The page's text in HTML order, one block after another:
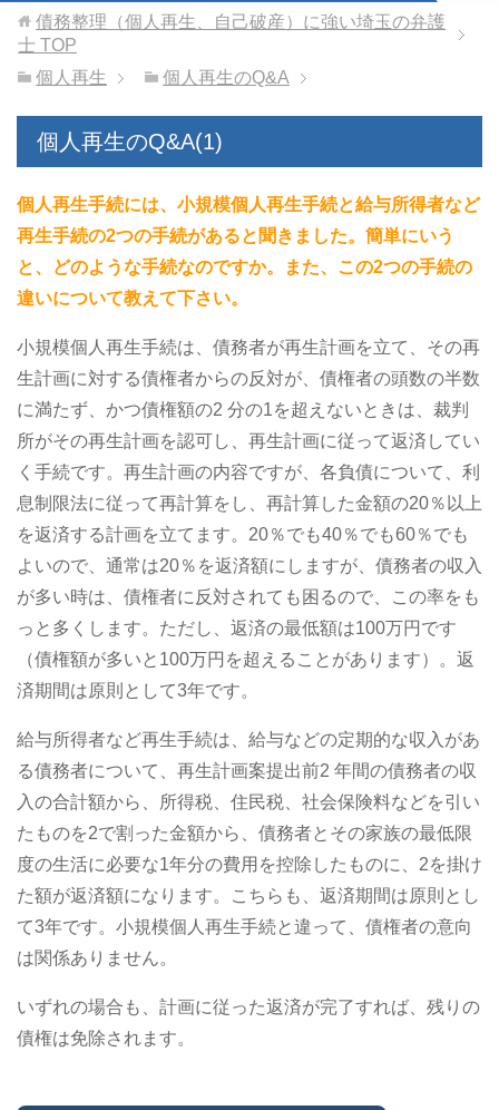
債務整理（個人再生、自己破産）に強い埼玉の弁護
士 TOP
個人再生
個人再生のQ&A
個人再生のQ&A(1)
個人再生手続には、小規模個人再生手続と給与所得者など
再生手続の2つの手続があると聞きました。簡単にいう
と、どのような手続なのですか。また、この2つの手続の
違いについて教えて下さい。
小規模個人再生手続は、債務者が再生計画を立て、その再
生計画に対する債権者からの反対が、債権者の頭数の半数
に満たず、かつ債権額の2 分の1を超えないときは、裁判
所がその再生計画を認可し、再生計画に従って返済してい
く手続です。再生計画の内容ですが、各負債について、利
息制限法に従って再計算をし、再計算した金額の20％以上
を返済する計画を立てます。20％でも40％でも60％でも
よいので、通常は20％を返済額にしますが、債務者の収入
が多い時は、債権者に反対されても困るので、この率をも
っと多くします。ただし、返済の最低額は100万円です
（債権額が多いと100万円を超えることがあります）。返
済期間は原則として3年です。
給与所得者など再生手続は、給与などの定期的な収入があ
る債務者について、再生計画案提出前2 年間の債務者の収
入の合計額から、所得税、住民税、社会保険料などを引い
たものを2で割った金額から、債務者とその家族の最低限
度の生活に必要な1年分の費用を控除したものに、2を掛け
た額が返済額になります。こちらも、返済期間は原則とし
て3年です。小規模個人再生手続と違って、債権者の意向
は関係ありません。
いずれの場合も、計画に従った返済が完了すれば、残りの
債権は免除されます。